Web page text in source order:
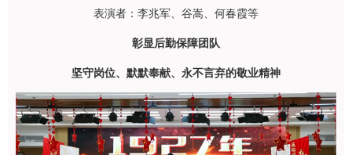
表演者：李兆军、谷嵩、何春霞等
彰显后勤保障团队
坚守岗位、默默奉献、永不言弃的敬业精神